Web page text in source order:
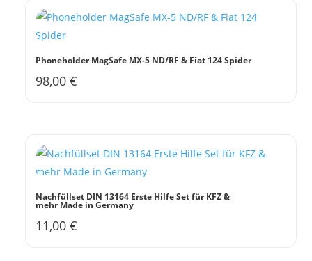
Phoneholder MagSafe MX-5 ND/RF & Fiat 124 Spider
98,00€
Nachfüllset DIN 13164 Erste Hilfe Set für KFZ &
mehr Made in Germany
11,00€